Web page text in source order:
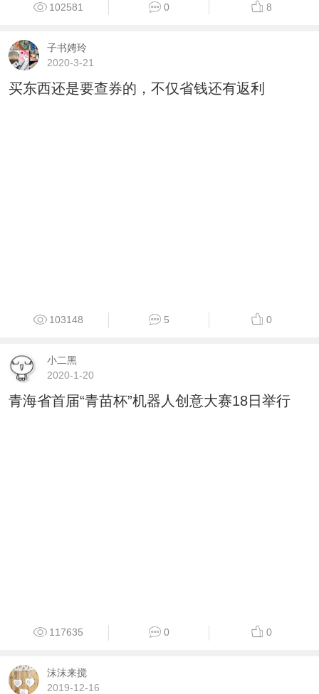
102581 0 8
子书娉玲
2020-3-21
买东西还是要查券的，不仅省钱还有返利
103148 5 0
小二黑
2020-1-20
青海省首届“青苗杯”机器人创意大赛18日举行
117635 0 0
沫沫来搅
2019-12-16